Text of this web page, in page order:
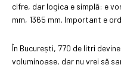
cifre, dar logica e simplă: e
mm, 1365 mm. Important e
În București, 770 de litri
voluminoase, dar nu vrei să